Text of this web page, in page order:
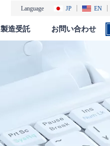
Language JP EN
採用情報
製品カタログ
製造受託 お問い合わせ